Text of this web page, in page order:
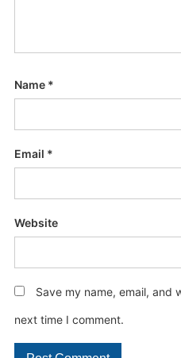
Name *
Email *
Website
Save my name, email, and
next time I comment.